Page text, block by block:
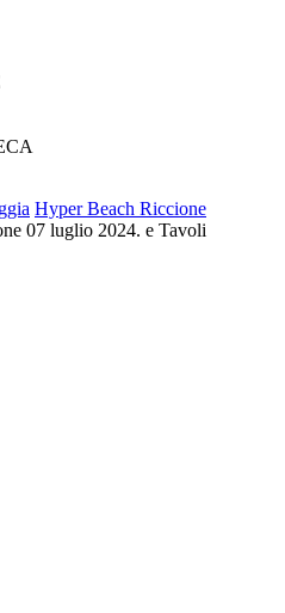
Hyper Beach Riccione
07 luglio 2024. e Tavoli